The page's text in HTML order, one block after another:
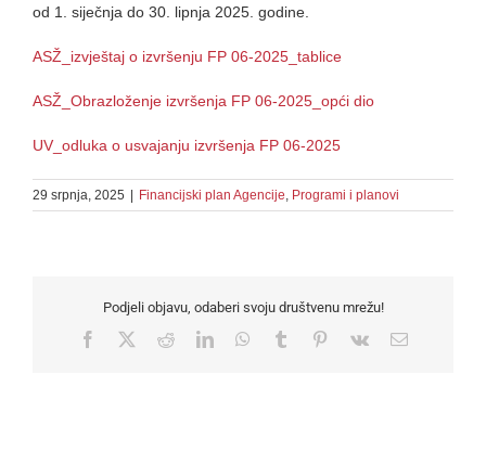
od 1. siječnja do 30. lipnja 2025. godine.
ASŽ_izvještaj o izvršenju FP 06-2025_tablice
ASŽ_Obrazloženje izvršenja FP 06-2025_opći dio
UV_odluka o usvajanju izvršenja FP 06-2025
29 srpnja, 2025 Financijski plan Agencije, Programi i planovi
Podjeli objavu, odaberi svoju društvenu mrežu!
Facebook RedditLinkedInWhatsApp
Tumblr Pinterest
Vk Email